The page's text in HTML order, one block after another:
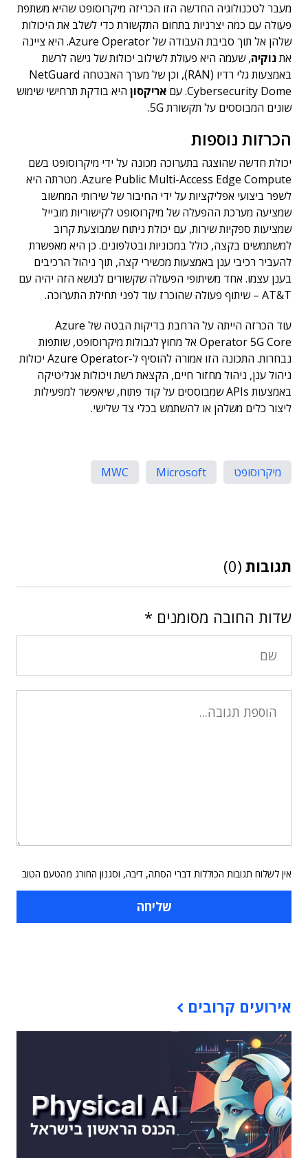
מעבר לטכנולוגיה החדשה הזו הכריזה מיקרוסופט שהיא משתפת
פעולה עם כמה יצרניות בתחום התקשורת כדי לשלב את היכולות
שלהן אל תוך סביבת העבודה של Azure Operator. היא ציינה
אתנוקיה, שעמה היא פעולת לשילוב יכולות של גישה לרשת
באמצעות גלי רדיו (RAN), וכן של מערך האבטחה NetGuard
Cybersecurity Dome. עם
אריקסון היא בודקת תרחישי שימוש
שונים המבוססים על תקשורת 5G.
הכרזות נוספות
יכולת חדשה שהוצגה בתערוכה מכונה על ידי מיקרוסופט בשם
Azure Public Multi-Access Edge Compute. מטרתה היא
לשפר ביצועי אפליקציות על ידי החיבור של שירותי המחשוב
שמציעה מערכת ההפעלה של מיקרוסופט לקישוריות מובייל
שמציעות ספקיות שירות, עם יכולת ניתוח שמבוצעת קרוב
למשתמשים בקצה, כולל במכוניות ובטלפונים. כן היא מאפשרת
להעביר רכיבי ענן באמצעות מכשירי קצה, תוך ניהול הרכיבים
בענן עצמו. אחד משיתופי הפעולה שקשורים לנושא הזה יהיה עם
AT&T – שיתוף פעולה שהוכרז עוד לפני תחילת התערוכה.
עוד הכרזה הייתה על הרחבת בדיקות הבטה של Azure
Operator 5G Core אל מחוץ לגבולות מיקרוסופט, שותפות
נבחרות. התכונה הזו אמורה להוסיף ל-Azure Operator יכולות
ניהול ענן, ניהול מחזור חיים, הקצאת רשת ויכולות אנליטיקה
באמצעות APIs שמבוססים על קוד פתוח, שיאפשר למפעילות
ליצור כלים משלהן או להשתמש בכלי צד שלישי.
מיקרוסופט Microsoft
MWC
תגובות (0)
שדות החובה מסומנים *
אין לשלוח תגובות הכוללות דברי הסתה, דיבה, וסגנון החורג מהטעם הטוב
אירועים קרובים